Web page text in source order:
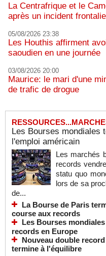
La Centrafrique et le
après un incident
05/08/2026 23:38
Les Houthis affirment
saoudien en une journée
03/08/2026 20:00
Maurice: le mari d'une
de trafic de drogue
Les Bourses mondiales
l'emploi américain
Les marchés
records
statu quo
lors de sa
de...
La Bourse de Paris
course aux records
Les Bourses
records en Europe
Nouveau double
termine à l'équilibre